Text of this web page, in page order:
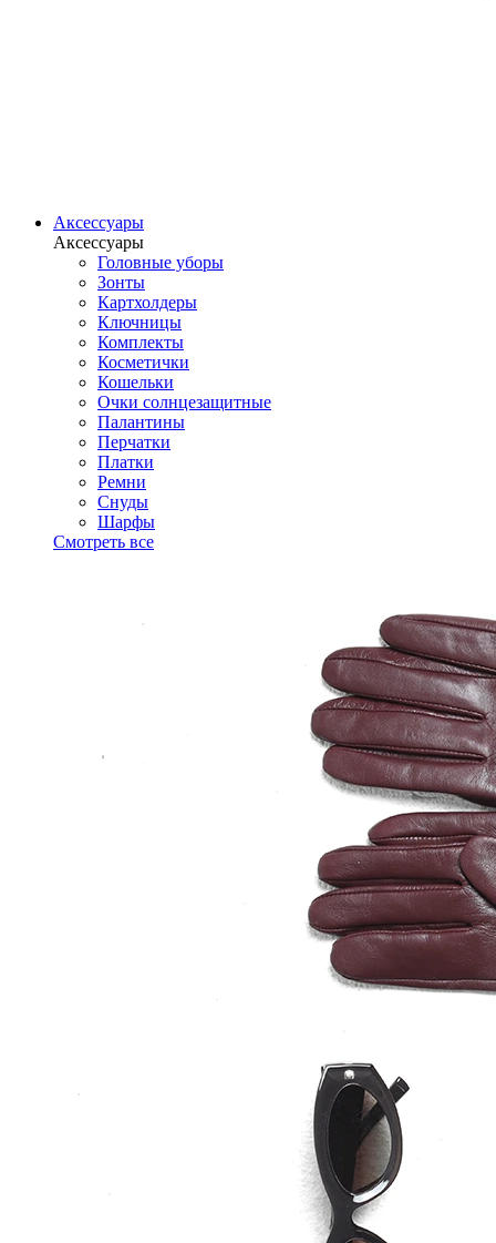
Аксессуары
Аксессуары
Головные уборы
Зонты
Картхолдеры
Ключницы
Комплекты
Косметички
Кошельки
Очки солнцезащитные
Палантины
Перчатки
Платки
Ремни
Снуды
Шарфы
Смотреть все